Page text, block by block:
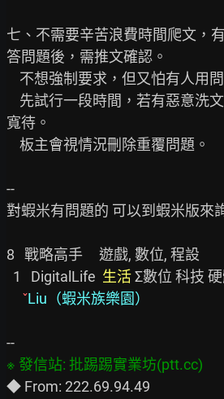
七、不需要辛苦浪費時間爬文，
答問題後，需推文確認。
寬待。
--
對蝦米有問題的 可以到蝦米版來
8   戰略高手     遊戲, 數位, 程設
  1   DigitalLife
生活 Σ數位 科技
ˇLiu（蝦米族樂園）